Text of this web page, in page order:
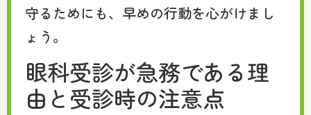
守るためにも、早めの行動を心がけまし
ょう。
眼科受診が急務である理
由と受診時の注意点